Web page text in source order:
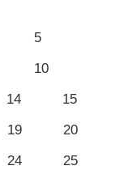
5
10
14
15
19
20
24
25